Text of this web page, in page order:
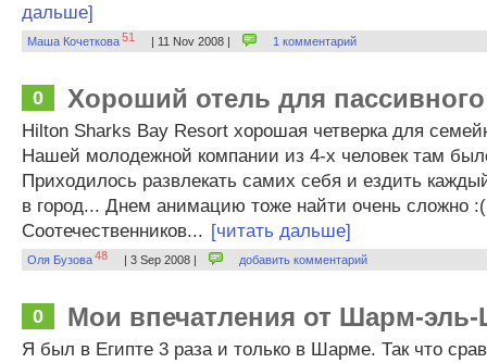
дальше]
Маша Кочеткова51 | 11 Nov 2008 | 1 комментарий
0 Хороший отель для
Hilton Sharks Bay Resort хорошая четверка для
Нашей молодежной компании из 4-х человек там
Приходилось развлекать самих себя и ездить
в город... Днем анимацию тоже найти очень сложно :(
Соотечественников... [читать дальше]
Оля Бузова48 | 3 Sep 2008 | добавить комментарий
0 Мои впечатления от Шарм-
Я был в Египте 3 раза и только в Шарме. Так что